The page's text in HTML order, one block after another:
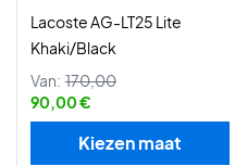
Lacoste AG-LT25 Lite
Khaki/Black
Van: 170,00
90,00 €
Kiezen maat